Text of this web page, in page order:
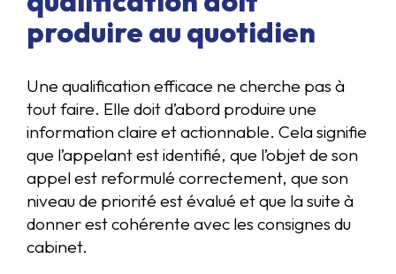
produire au quotidien
Une qualification efficace ne cherche pas à
tout faire. Elle doit d’abord produire une
information claire et actionnable. Cela signifie
que l’appelant est identifié, que l’objet de son
appel est reformulé correctement, que son
niveau de priorité est évalué et que la suite à
donner est cohérente avec les consignes du
cabinet.